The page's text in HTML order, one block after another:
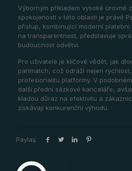
Výborným příkladem vysoké úrovně
spokojenosti v této oblasti je právě
přístup, kombinující moderní
na transparentnost, představuje
budoucnost odvětví.
Pro uživatele je klíčové vědět, jak
parimatch, což odráží nejen
profesionalitu platformy. V
další přední sázkové kanceláře,
kladou důraz na efektivitu a
získávají konkurenční výhodu.
Paylaş